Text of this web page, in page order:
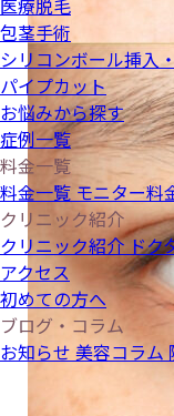
医療脱毛
包茎手術
シリコンボール挿入
パイプカット
お悩みから探す
症例一覧
料金一覧
料金一覧 モニター料
クリニック紹介
クリニック紹介ドク
アクセス
初めての方へ
ブログ・コラム
お知らせ 美容コラム